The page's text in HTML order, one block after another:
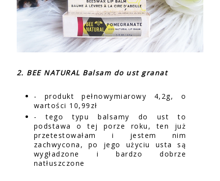
2. BEE NATURAL Balsam do ust granat
- produkt pełnowymiarowy 4,2g, o
wartości 10,99zł
- tego typu balsamy do ust to
podstawa o tej porze roku, ten już
przetestowałam i jestem nim
zachwycona, po jego użyciu usta są
wygładzone i bardzo dobrze
natłuszczone